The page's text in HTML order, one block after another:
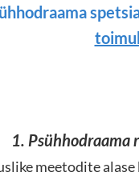
1. Psühhodraama
meetodite